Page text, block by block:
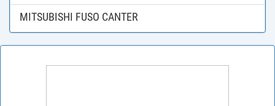
MITSUBISHI FUSO CANTER